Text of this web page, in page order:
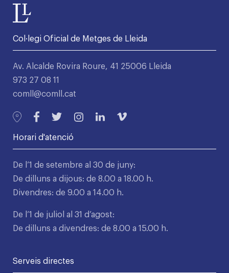
Col·legi Oficial de Metges de Lleida
Av. Alcalde Rovira Roure, 41 25006 Lleida
973 27 08 11
comll@comll.cat
Horari d'atenció
De l’1 de setembre al 30 de juny:
De dilluns a dijous: de 8.00 a 18.00 h.
Divendres: de 9.00 a 14.00 h.
De l’1 de juliol al 31 d’agost:
De dilluns a divendres: de 8.00 a 15.00 h.
Serveis directes